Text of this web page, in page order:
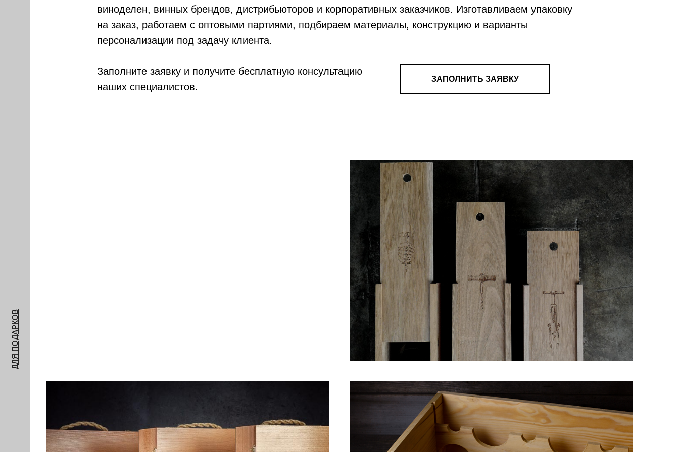
ДЛЯ ПОДАРКОВ
виноделен, винных брендов, дистрибьюторов и корпоративных заказчиков. Изготавливаем упаковку
на заказ, работаем с оптовыми партиями, подбираем материалы, конструкцию и варианты
персонализации под задачу клиента.
Заполните заявку и получите бесплатную консультацию
наших специалистов.
ЗАПОЛНИТЬ ЗАЯВКУ
ПЕНАЛЫ ДЛЯ ВИНА